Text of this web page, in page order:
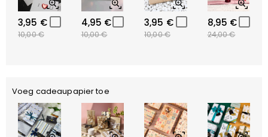
3,95 €
10,00 €
4,95 €
10,00 €
3,95 €
10,00 €
8,95 €
24,00 €
Voeg cadeaupapier toe